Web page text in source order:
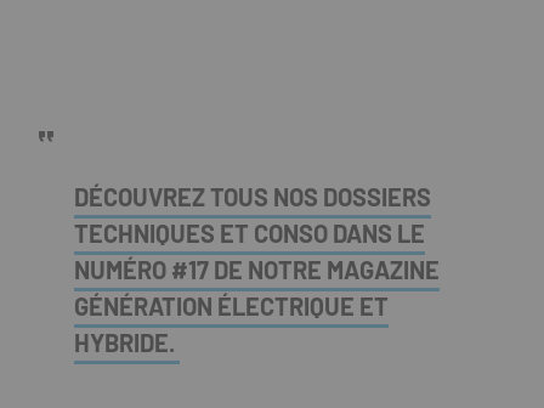
DÉCOUVREZ TOUS NOS DOSSIERS
TECHNIQUES ET CONSO DANS LE
NUMÉRO #17 DE NOTRE MAGAZINE
GÉNÉRATION ÉLECTRIQUE ET
HYBRIDE.